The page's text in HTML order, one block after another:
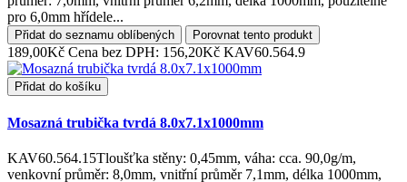
pro 6,0mm hřídele...
Přidat do seznamu oblíbených Porovnat tento produkt
189,00Kč Cena bez DPH: 156,20Kč KAV60.564.9
Přidat do košíku
Mosazná trubička tvrdá 8.0x7.1x1000mm
KAV60.564.15Tloušťka stěny: 0,45mm, váha: cca. 90,0g/m,
venkovní průměr: 8,0mm, vnitřní průměr 7,1mm, délka 1000mm,